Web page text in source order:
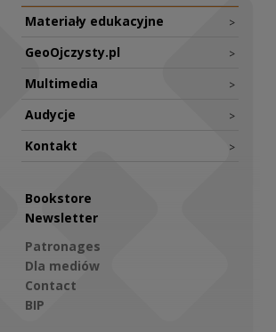
Materiały edukacyjne >
GeoOjczysty.pl >
Multimedia >
Audycje >
Kontakt >
Bookstore
Newsletter
Patronages
Dla mediów
Contact
BIP